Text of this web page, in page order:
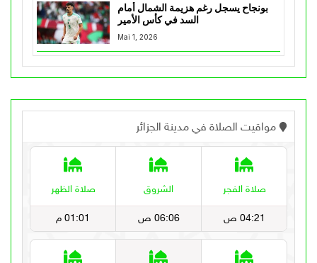
بونجاح يسجل رغم هزيمة الشمال أمام
السد في كأس الأمير
Mai 1, 2026